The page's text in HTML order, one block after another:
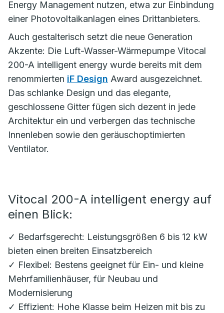
Energy Management nutzen, etwa zur Einbindung
einer Photovoltaikanlagen eines Drittanbieters.
Auch gestalterisch setzt die neue Generation
Akzente: Die Luft-Wasser-Wärmepumpe Vitocal
200-A intelligent energy wurde bereits mit dem
renommierten iF Design Award ausgezeichnet.
Das schlanke Design und das elegante,
geschlossene Gitter fügen sich dezent in jede
Architektur ein und verbergen das technische
Innenleben sowie den geräuschoptimierten
Ventilator.
Vitocal 200-A intelligent energy auf
einen Blick:
✓ Bedarfsgerecht: Leistungsgrößen 6 bis 12 kW
bieten einen breiten Einsatzbereich
✓ Flexibel: Bestens geeignet für Ein- und kleine
Mehrfamilienhäuser, für Neubau und
Modernisierung
✓ Effizient: Hohe Klasse beim Heizen mit bis zu